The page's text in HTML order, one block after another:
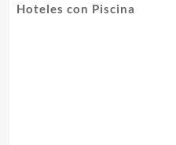
Hoteles con Piscina